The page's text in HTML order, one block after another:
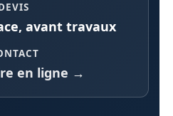
avant travaux
en ligne →